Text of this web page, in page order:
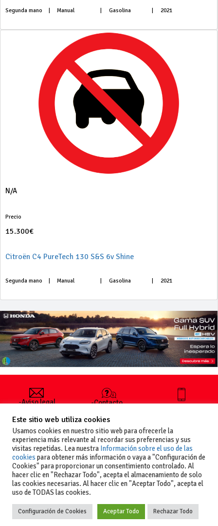
Segunda mano Manual Gasolina 2021
N/A
Precio
15.300€
Citroën C4 PureTech 130 S&S 6v Shine
Segunda mano Manual Gasolina 2021
-Aviso legal
generales
de uso
-Política de
privacidad
-Política de
cookies
-Contacto
publicar un
anuncio
-Vende+
+34 627 35
Copyright La guia del motor
Este sitio web utiliza cookies
Usamos cookies en nuestro sitio web para ofrecerle la
experiencia más relevante al recordar sus preferencias y sus
visitas repetidas. Lea nuestra Información sobre el uso de las
cookies para obtener más información o vaya a "Configuración de
Cookies" para proporcionar un consentimiento controlado. Al
hacer clic en "Rechazar Todo", acepta el almacenamiento de solo
las cookies necesarias. Al hacer clic en "Aceptar Todo", acepta el
uso de TODAS las cookies.
Configuración de Cookies Aceptar Todo Rechazar Todo